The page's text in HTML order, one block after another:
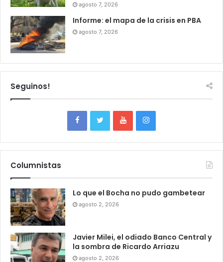
agosto 7, 2026
Informe: el mapa de la crisis en PBA
agosto 7, 2026
Seguinos!
Columnistas
Lo que el Bocha no pudo gambetear
agosto 2, 2026
Javier Milei, el odiado Banco Central y
la sombra de Ricardo Arriazu
agosto 2, 2026